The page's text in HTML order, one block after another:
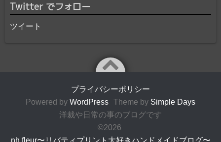
Twitter でフォロー
ツイート
プライバシーポリシー
Powered by WordPress Theme by Simple Days
洋裁や日常の事のブログです
©2026